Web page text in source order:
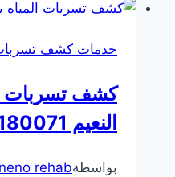
خدمات كشف تسربات
كشف تسربات
النعيم 0546180071
بواسطةneno rehab